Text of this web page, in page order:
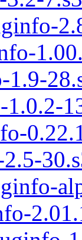
1.9-